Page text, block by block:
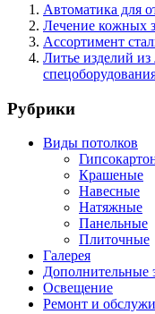
Автоматика для
Лечение кожных
Ассортимент
Литье изделий
Рубрики
Виды потолков
Крашеные
Навесные
Натяжные
Панельные
Плиточные
Галерея
Дополнительные
Освещение
Ремонт и